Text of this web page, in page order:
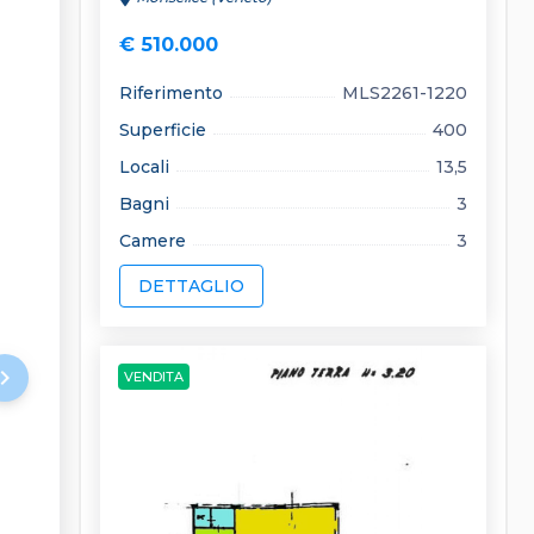
keyboard_arrow_right
€ 510.000
Riferimento
MLS2261-1220
Superficie
400
Locali
13,5
Bagni
3
Camere
3
DETTAGLIO
VENDITA